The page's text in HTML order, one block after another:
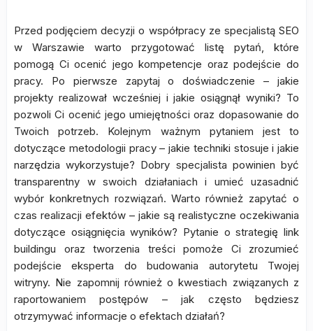
Przed podjęciem decyzji o współpracy ze specjalistą SEO
w Warszawie warto przygotować listę pytań, które
pomogą Ci ocenić jego kompetencje oraz podejście do
pracy. Po pierwsze zapytaj o doświadczenie – jakie
projekty realizował wcześniej i jakie osiągnął wyniki? To
pozwoli Ci ocenić jego umiejętności oraz dopasowanie do
Twoich potrzeb. Kolejnym ważnym pytaniem jest to
dotyczące metodologii pracy – jakie techniki stosuje i jakie
narzędzia wykorzystuje? Dobry specjalista powinien być
transparentny w swoich działaniach i umieć uzasadnić
wybór konkretnych rozwiązań. Warto również zapytać o
czas realizacji efektów – jakie są realistyczne oczekiwania
dotyczące osiągnięcia wyników? Pytanie o strategię link
buildingu oraz tworzenia treści pomoże Ci zrozumieć
podejście eksperta do budowania autorytetu Twojej
witryny. Nie zapomnij również o kwestiach związanych z
raportowaniem postępów – jak często będziesz
otrzymywać informacje o efektach działań?